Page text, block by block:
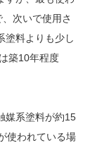
次いで使用さ
塗料よりも少し
築10年程度
媒系塗料が約15
使われている場